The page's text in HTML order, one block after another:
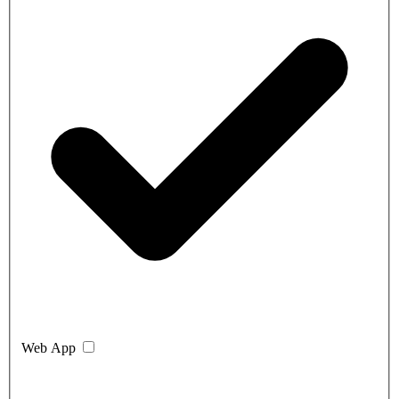
Web App